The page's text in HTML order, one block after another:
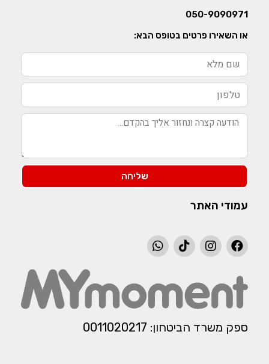
050-9090971
או השאירו פרטים בטופס הבא:
שליחה
עמודי האתר
ספק משרד הביטחון: 0011020217​​